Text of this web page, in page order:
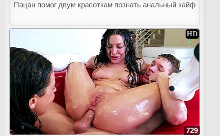
Пацан помог двум красоткам познать анальный кайф
729